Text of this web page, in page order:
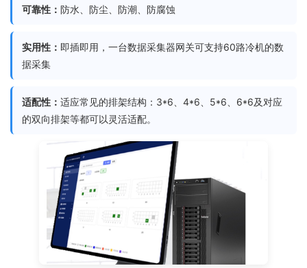
可靠性： 防水、防尘、防潮、防腐蚀
实用性： 即插即用，一台数据采集器网关可支持60路冷机的数
据采集
适配性： 适应常见的排架结构：3*6、4*6、5*6、6*6及对应
的双向排架等都可以灵活适配。